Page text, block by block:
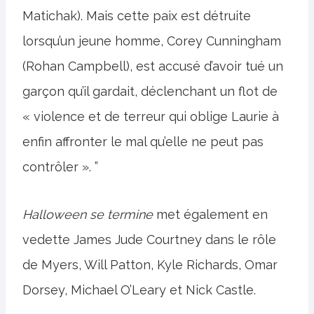
Matichak). Mais cette paix est détruite
lorsqu’un jeune homme, Corey Cunningham
(Rohan Campbell), est accusé d’avoir tué un
garçon qu’il gardait, déclenchant un flot de
« violence et de terreur qui oblige Laurie à
enfin affronter le mal qu’elle ne peut pas
contrôler ». ”
Halloween se termine met également en
vedette James Jude Courtney dans le rôle
de Myers, Will Patton, Kyle Richards, Omar
Dorsey, Michael O’Leary et Nick Castle.